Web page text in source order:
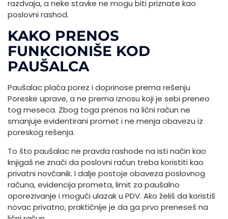
razdvaja, a neke stavke ne mogu biti priznate kao
poslovni rashod.
KAKO PRENOS
FUNKCIONIŠE KOD
PAUŠALCA
Paušalac plaća porez i doprinose prema rešenju
Poreske uprave, a ne prema iznosu koji je sebi preneo
tog meseca. Zbog toga prenos na lični račun ne
smanjuje evidentirani promet i ne menja obavezu iz
poreskog rešenja.
To što paušalac ne pravda rashode na isti način kao
knjigaš ne znači da poslovni račun treba koristiti kao
privatni novčanik. I dalje postoje obaveza poslovnog
računa, evidencija prometa, limit za paušalno
oporezivanje i mogući ulazak u PDV. Ako želiš da koristiš
novac privatno, praktičnije je da ga prvo preneseš na